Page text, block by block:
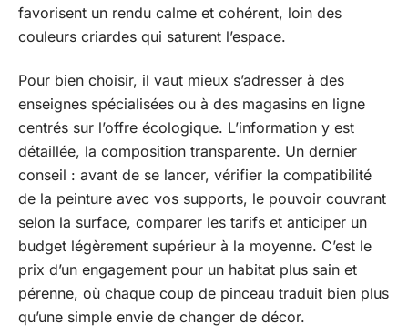
favorisent un rendu calme et cohérent, loin des
couleurs criardes qui saturent l’espace.
Pour bien choisir, il vaut mieux s’adresser à des
enseignes spécialisées ou à des magasins en ligne
centrés sur l’offre écologique. L’information y est
détaillée, la composition transparente. Un dernier
conseil : avant de se lancer, vérifier la compatibilité
de la peinture avec vos supports, le pouvoir couvrant
selon la surface, comparer les tarifs et anticiper un
budget légèrement supérieur à la moyenne. C’est le
prix d’un engagement pour un habitat plus sain et
pérenne, où chaque coup de pinceau traduit bien plus
qu’une simple envie de changer de décor.